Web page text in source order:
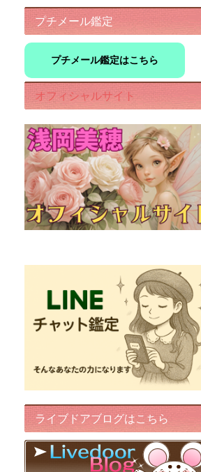
プチメール鑑定
プチメール鑑定はこちら
オフィシャルサイト
ライブドアブログはこちら